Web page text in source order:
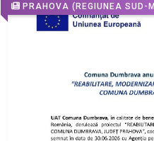
PRAHOVA (REGIUNEA SUD-